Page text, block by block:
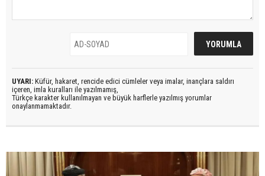
UYARI: Küfür, hakaret, rencide edici cümleler veya imalar, inançlara saldırı
içeren, imla kuralları ile yazılmamış,
Türkçe karakter kullanılmayan ve büyük harflerle yazılmış yorumlar
onaylanmamaktadır.